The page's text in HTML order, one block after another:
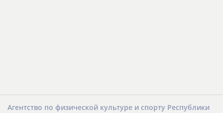
Агентство по физической культуре и спорту Республики